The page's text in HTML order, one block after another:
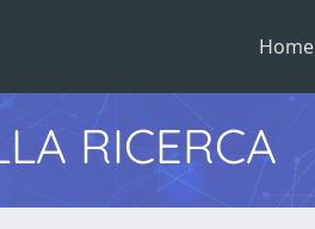
Home
RICERCA